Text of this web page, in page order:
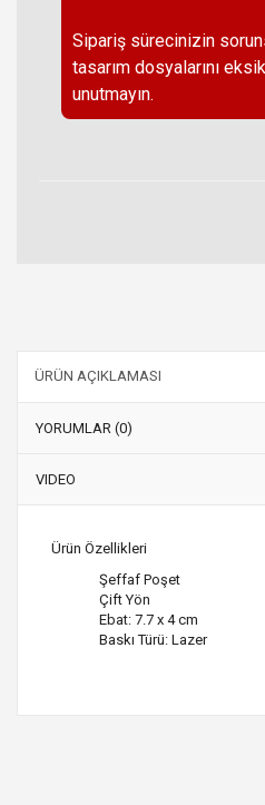
Sipariş sürecinizin
tasarım dosyalarını
unutmayın.
ÜRÜN AÇIKLAMASI
YORUMLAR (0)
VIDEO
Ürün Özellikleri
Şeffaf Poşet
Çift Yön
Ebat: 7.7 x 4 cm
Baskı Türü: Lazer